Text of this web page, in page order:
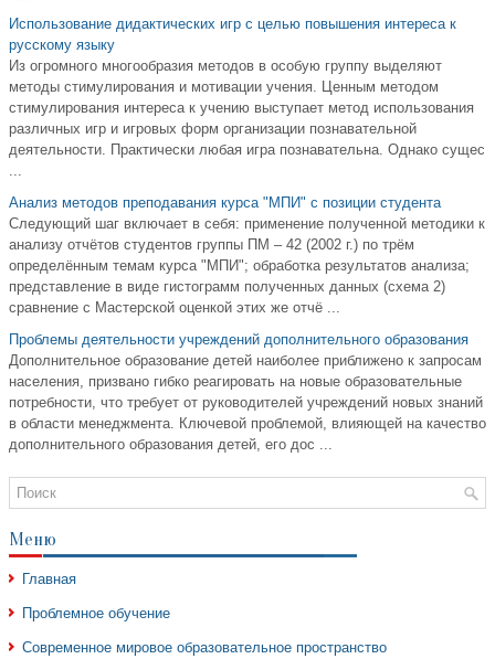
Использование дидактических игр с целью повышения интереса к
русскому языку
Из огромного многообразия методов в особую группу выделяют
методы стимулирования и мотивации учения. Ценным методом
стимулирования интереса к учению выступает метод использования
различных игр и игровых форм организации познавательной
деятельности. Практически любая игра познавательна. Однако сущес
...
Анализ методов преподавания курса "МПИ" с позиции студента
Следующий шаг включает в себя: применение полученной методики к
анализу отчётов студентов группы ПМ – 42 (2002 г.) по трём
определённым темам курса "МПИ"; обработка результатов анализа;
представление в виде гистограмм полученных данных (схема 2)
сравнение с Мастерской оценкой этих же отчё ...
Проблемы деятельности учреждений дополнительного образования
Дополнительное образование детей наиболее приближено к запросам
населения, призвано гибко реагировать на новые образовательные
потребности, что требует от руководителей учреждений новых знаний
в области менеджмента. Ключевой проблемой, влияющей на качество
дополнительного образования детей, его дос ...
Меню
Главная
Проблемное обучение
Современное мировое образовательное пространство